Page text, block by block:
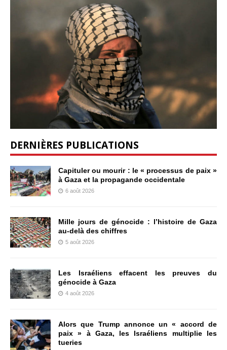
DERNIÈRES PUBLICATIONS
Capituler ou mourir : le « processus de paix »
à Gaza et la propagande occidentale
6 août 2026
Mille jours de génocide : l’histoire de Gaza
au-delà des chiffres
5 août 2026
Les Israéliens effacent les preuves du
génocide à Gaza
4 août 2026
Alors que Trump annonce un « accord de
paix » à Gaza, les Israéliens multiplie les
tueries